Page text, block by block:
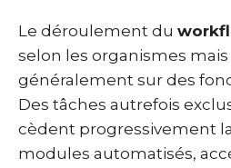
Le déroulement du
selon les organismes
généralement sur des
Des tâches autrefois
cèdent progressivement
modules automatisés,